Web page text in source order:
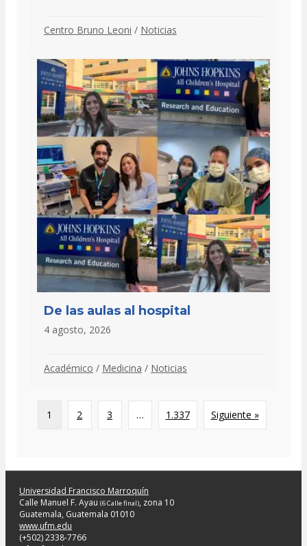
Centro Bruno Leoni / Noticias
De las aulas al hospital
4 agosto, 2026
Académico / Medicina / Noticias
1 2 3 … 1.337 Siguiente »
Universidad Francisco Marroquín
Calle Manuel F. Ayau (6 Calle final), zona 10
Guatemala, Guatemala 01010
www.ufm.edu
(+502) 2338-7766